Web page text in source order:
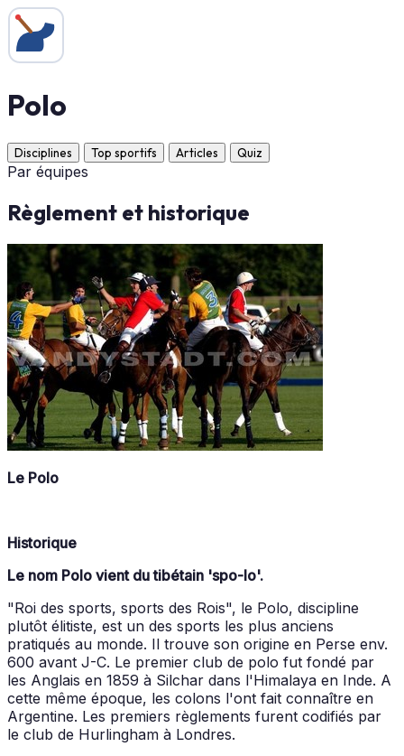
Polo
Disciplines Top sportifs Articles Quiz
Par équipes
Règlement et historique
Le Polo
Historique
Le nom Polo vient du tibétain 'spo-lo'.
"Roi des sports, sports des Rois", le Polo, discipline
plutôt élitiste, est un des sports les plus anciens
pratiqués au monde. Il trouve son origine en Perse env.
600 avant J-C. Le premier club de polo fut fondé par
les Anglais en 1859 à Silchar dans l'Himalaya en Inde. A
cette même époque, les colons l'ont fait connaître en
Argentine. Les premiers règlements furent codifiés par
le club de Hurlingham à Londres.